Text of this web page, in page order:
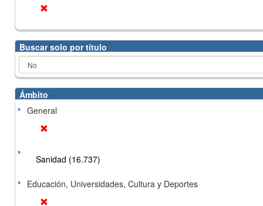
Buscar solo por título
Ámbito
General
Sanidad (16.737)
Educación, Universidades, Cultura y Deportes